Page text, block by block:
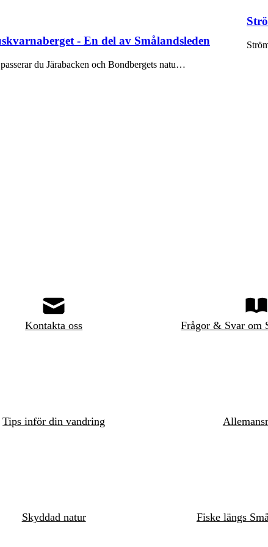
- En del av Smålandsleden
du Järabacken och Bondbergets natu…
Kontakta oss Frågor & Svar om
Tips inför din vandring
Skyddad natur Fiske längs